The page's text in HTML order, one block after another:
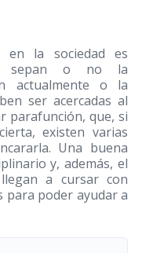
en la sociedad es
sepan o no la
actualmente o la
ser acercadas al
parafunción, que, si
existen varias
Una buena
y, además, el
a cursar con
para poder ayudar a